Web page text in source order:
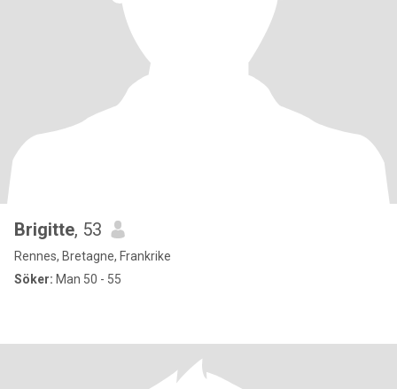
Brigitte, 53
Rennes, Bretagne, Frankrike
Söker: Man 50 - 55